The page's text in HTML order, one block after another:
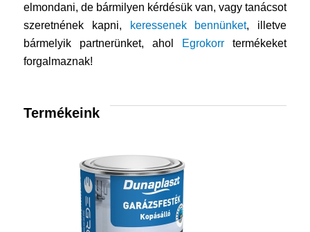
elmondani, de bármilyen kérdésük van, vagy tanácsot
szeretnének kapni,
keressenek bennünket, illetve
bármelyik partnerünket, ahol
Egrokorr termékeket
forgalmaznak!
Termékeink